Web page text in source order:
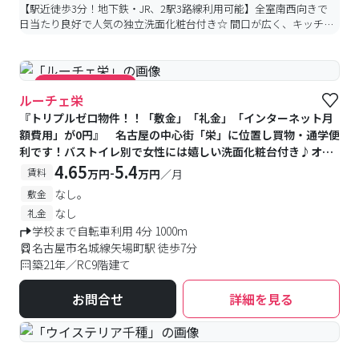
【駅近徒歩3分！地下鉄・JR、2駅3路線利用可能】全室南西向きで
日当たり良好で人気の独立洗面化粧台付き☆ 間口が広く、キッチン
#キャンペーン実施中
ルーチェ栄
『トリプルゼロ物件！！「敷金」「礼金」「インターネット月
額費用」が0円』 名古屋の中心街「栄」に位置し買物・通学便
利です！バストイレ別で女性には嬉しい洗面化粧台付き♪オー
ル電化、全室ReFa(リファ)のバブルシャワーヘッド付きで設備
も充実。♪
賃料 4.65万円-5.4万円／月
敷金 なし。
礼金
なし
学校まで自転車利用 4分 1000m
名古屋市名城線矢場町駅 徒歩7分
築21年／RC9階建て
お問合せ 詳細を見る